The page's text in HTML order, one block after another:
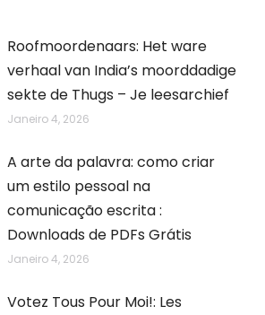
Roofmoordenaars: Het ware
verhaal van India’s moorddadige
sekte de Thugs – Je leesarchief
Janeiro 4, 2026
A arte da palavra: como criar
um estilo pessoal na
comunicação escrita :
Downloads de PDFs Grátis
Janeiro 4, 2026
Votez Tous Pour Moi!: Les